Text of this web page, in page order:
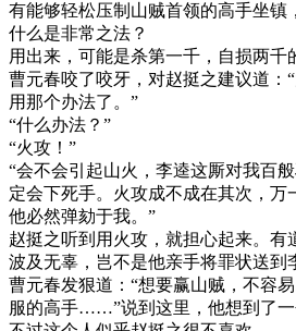
有能够轻松压制山贼首领的高手坐镇
什么是非常之法？
用出来，可能是杀第一千，自损两千
曹元春咬了咬牙，对赵挺之建议道：
用那个办法了。”
“什么办法？”
“火攻！”
“会不会引起山火，李逵这厮对我百
定会下死手。火攻成不成在其次，万
他必然弹劾于我。”
赵挺之听到用火攻，就担心起来。有
波及无辜，岂不是他亲手将罪状送到
曹元春发狠道：“想要赢山贼，不容
服的高手……”说到这里，他想到了一